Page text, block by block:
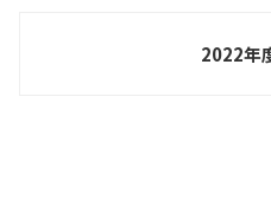
2022年